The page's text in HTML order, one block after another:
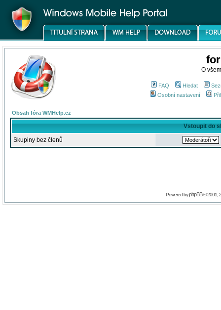
O
FAQ Hledat
Osobní nastavení
Obsah fóra WMHelp.cz
Vstoupit do
Skupiny bez členů
Powered byphpBB© 2001,